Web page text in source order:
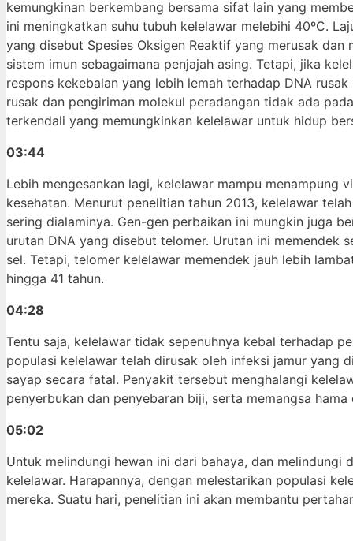
kemungkinan berkembang bersama sifat lain yang
ini meningkatkan suhu tubuh kelelawar melebihi 40ºC.
yang disebut Spesies Oksigen Reaktif yang merusak
sistem imun sebagaimana penjajah asing. Tetapi, jika
respons kekebalan yang lebih lemah terhadap DNA
rusak dan pengiriman molekul peradangan tidak ada
terkendali yang memungkinkan kelelawar untuk hidup
03:44
Lebih mengesankan lagi, kelelawar mampu
kesehatan. Menurut penelitian tahun 2013, kelelawar
sering dialaminya. Gen-gen perbaikan ini mungkin juga
urutan DNA yang disebut telomer. Urutan ini memendek
sel. Tetapi, telomer kelelawar memendek jauh lebih
hingga 41 tahun.
04:28
Tentu saja, kelelawar tidak sepenuhnya kebal terhadap
populasi kelelawar telah dirusak oleh infeksi jamur yang
sayap secara fatal. Penyakit tersebut menghalangi
penyerbukan dan penyebaran biji, serta memangsa hama
05:02
Untuk melindungi hewan ini dari bahaya, dan
kelelawar. Harapannya, dengan melestarikan populasi
mereka. Suatu hari, penelitian ini akan membantu